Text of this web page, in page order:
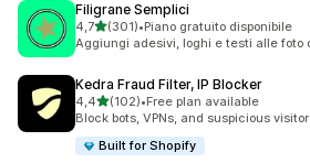
Filigrane Semplici
4,7stelle su 5
(301)
301 recensioni totali
•Piano gratuito disponibile
Aggiungi adesivi, loghi e testi alle foto
Kedra Fraud Filter, IP Blocker
4,4stelle su 5
(102)
102 recensioni totali
•Free plan available
Block bots, VPNs, and suspicious
Built for Shopify